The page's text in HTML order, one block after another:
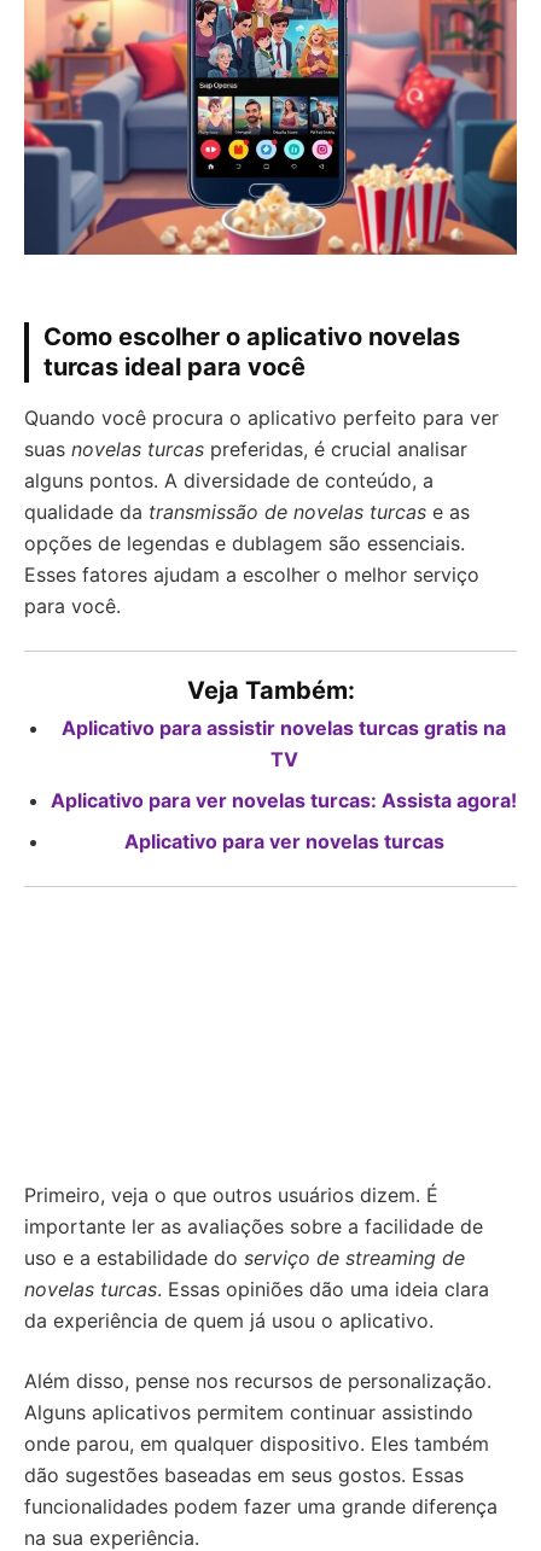
Como escolher o aplicativo novelas
turcas ideal para você
Quando você procura o aplicativo perfeito para ver
suas novelas turcas preferidas, é crucial analisar
alguns pontos. A diversidade de conteúdo, a
qualidade da transmissão de novelas turcas e as
opções de legendas e dublagem são essenciais.
Esses fatores ajudam a escolher o melhor serviço
para você.
Veja Também:
Aplicativo para assistir novelas turcas gratis na
TV
Aplicativo para ver novelas turcas: Assista agora!
Aplicativo para ver novelas turcas
Primeiro, veja o que outros usuários dizem. É
importante ler as avaliações sobre a facilidade de
uso e a estabilidade do serviço de streaming de
novelas turcas. Essas opiniões dão uma ideia clara
da experiência de quem já usou o aplicativo.
Além disso, pense nos recursos de personalização.
Alguns aplicativos permitem continuar assistindo
onde parou, em qualquer dispositivo. Eles também
dão sugestões baseadas em seus gostos. Essas
funcionalidades podem fazer uma grande diferença
na sua experiência.